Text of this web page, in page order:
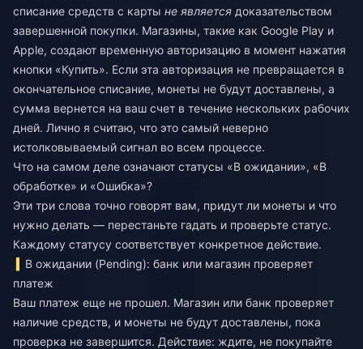
списание средств с карты не является доказательством
завершенной покупки. Магазины, такие как Google Play и
Apple, создают временную авторизацию в момент нажатия
кнопки «Купить». Если эта авторизация не превращается в
окончательное списание, монеты не будут доставлены, а
сумма вернется на ваш счет в течение нескольких рабочих
дней. Лично я считаю, что это самый неверно
истолковываемый сигнал во всем процессе.
Что на самом деле означают статусы «В ожидании», «В
обработке» и «Ошибка»?
Эти три слова точно говорят вам, придут ли монеты и что
нужно делать — перестаньте гадать и проверьте статус.
Каждому статусу соответствует конкретное действие.
В ожидании (Pending): банк или магазин проверяет
платеж
Ваш платеж еще не прошел. Магазин или банк проверяет
наличие средств, и монеты не будут доставлены, пока
проверка не завершится. Действие: ждите, не покупайте